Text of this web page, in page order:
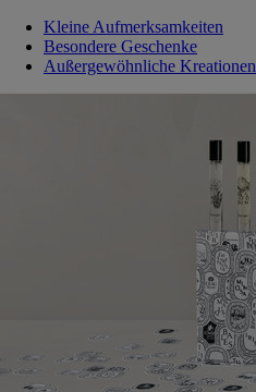
Kleine Aufmerksamkeiten
Besondere Geschenke
Außergewöhnliche Kreationen